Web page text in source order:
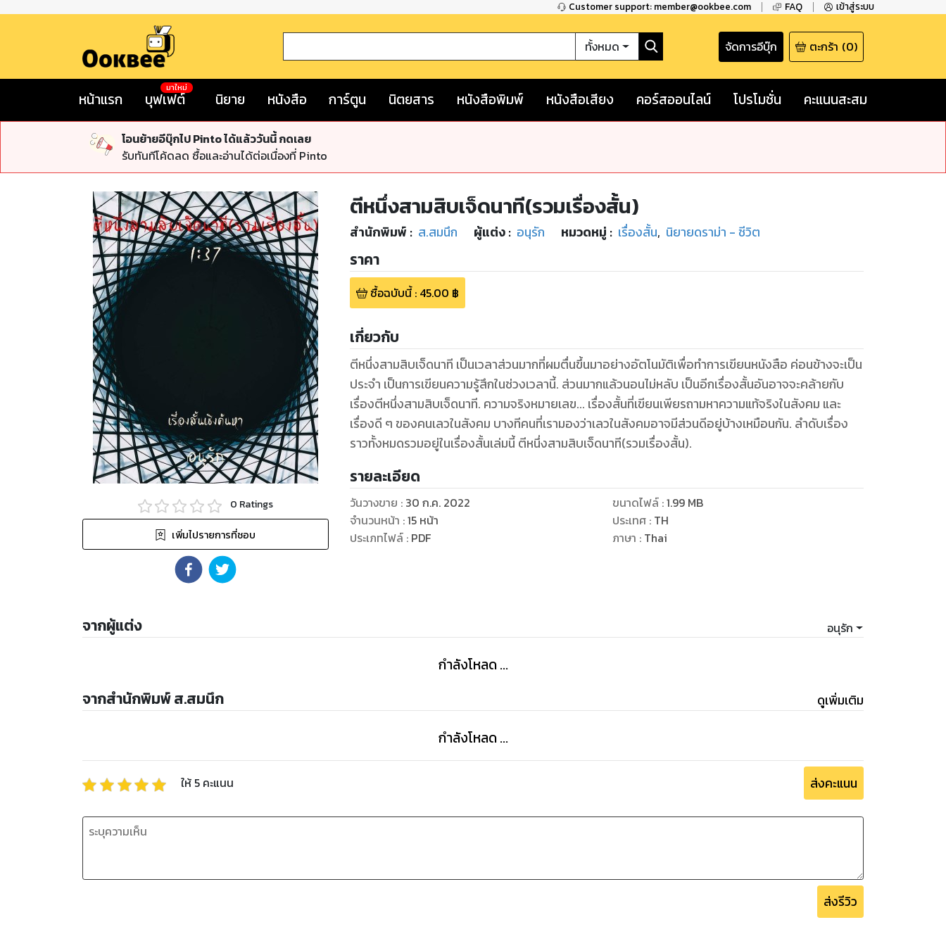
Customer support: member@ookbee.com FAQ เข้าสู่ระบบ
ทั้งหมด จัดการอีบุ๊ก ตะกร้า (0)
หน้าแรก บุฟเฟต์
มาใหม่
นิยาย หนังสือ การ์ตูน นิตยสาร หนังสือพิมพ์ หนังสือเสียง คอร์สออนไลน์ โปรโมชั่น คะแนนสะสม
โอนย้ายอีบุ๊กไป Pinto ได้แล้ววันนี้ กดเลย
รับทันทีโค้ดลด ซื้อและอ่านได้ต่อเนื่องที่ Pinto
0 Ratings
เพิ่มไปรายการที่ชอบ
ตีหนึ่งสามสิบเจ็ดนาที(รวมเรื่องสั้น)
สำนักพิมพ์ : ส.สมนึก ผู้แต่ง : อนุรัก หมวดหมู่ : เรื่องสั้น, นิยายดราม่า - ชีวิต
ราคา
ซื้อฉบับนี้: 45.00 ฿
เกี่ยวกับ
ตีหนึ่งสามสิบเจ็ดนาที เป็นเวลาส่วนมากที่ผมตื่นขึ้นมาอย่างอัตโนมัติเพื่อทำการเขียนหนังสือ ค่อนข้างจะเป็น
ประจำ เป็นการเขียนความรู้สึกในช่วงเวลานี้. ส่วนมากแล้วนอนไม่หลับ เป็นอีกเรื่องสั้นอันอาจจะคล้ายกับ
เรื่องตีหนึ่งสามสิบเจ็ดนาที. ความจริงหมายเลข... เรื่องสั้นที่เขียนเพียรถามหาความแท้จริงในสังคม และ
เรื่องดี ๆ ของคนเลวในสังคม บางทีคนที่เรามองว่าเลวในสังคมอาจมีส่วนดีอยู่บ้างเหมือนกัน. ลำดับเรื่อง
ราวทั้งหมดรวมอยู่ในเรื่องสั้นเล่มนี้ ตีหนึ่งสามสิบเจ็ดนาที(รวมเรื่องสั้น).
รายละเอียด
วันวางขาย : 30 ก.ค. 2022
จำนวนหน้า :15 หน้า
ประเภทไฟล์: PDF
ขนาดไฟล์:1.99 MB
ประเทศ : TH
ภาษา : Thai
จากผู้แต่ง อนุรัก
กำลังโหลด ...
จากสำนักพิมพ์ ส.สมนึก ดูเพิ่มเติม
กำลังโหลด ...
ให้ 5 คะแนน ส่งคะแนน
ส่งรีวิว